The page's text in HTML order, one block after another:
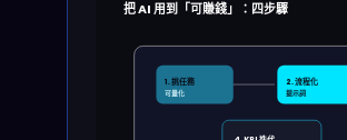
把 AI 用到「可賺錢」：四步驟
1. 挑任務
可量化
2. 流程化
提示詞